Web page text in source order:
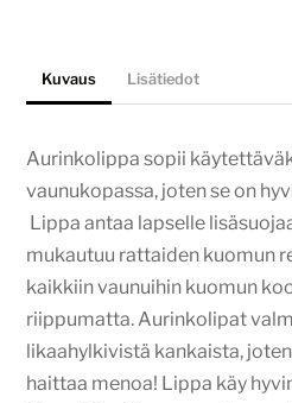
Kuvaus Lisätiedot
Aurinkolippa sopii
vaunukopassa, joten se on
Lippa antaa lapselle
mukautuu rattaiden kuomun
kaikkiin vaunuihin kuomun
riippumatta. Aurinkolipat
likaahylkivistä kankaista,
haittaa menoa! Lippa käy